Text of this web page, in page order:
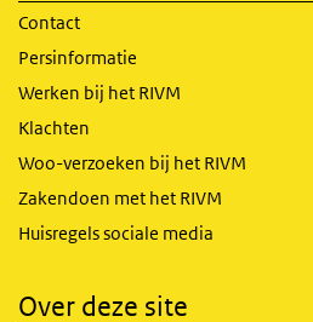
Contact
Persinformatie
Werken bij het RIVM
Klachten
Woo-verzoeken bij het RIVM
Zakendoen met het RIVM
Huisregels sociale media
Over deze site